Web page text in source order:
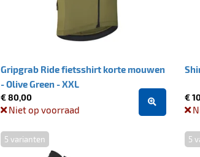
Gripgrab Ride fietsshirt korte mouwen
- Olive Green - XXL
€ 80,00
Niet op voorraad
€
5 varianten 5